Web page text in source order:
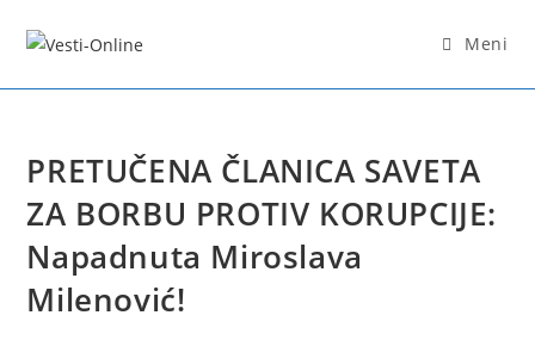
Meni
PRETUČENA ČLANICA SAVETA
ZA BORBU PROTIV KORUPCIJE:
Napadnuta Miroslava
Milenović!